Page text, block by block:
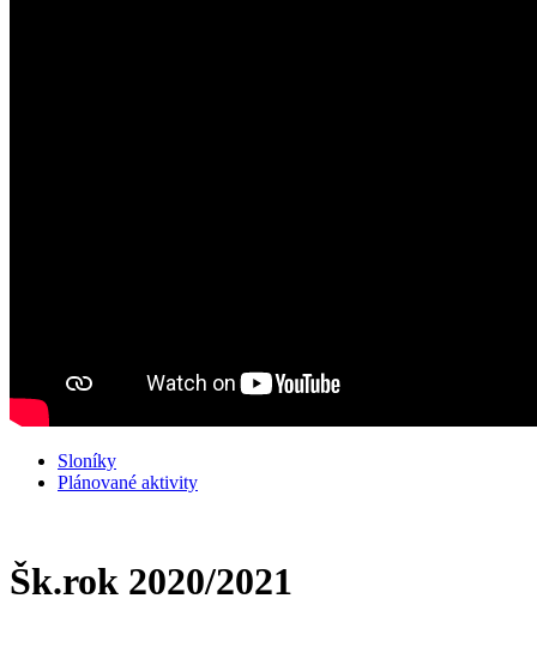
Sloníky
Plánované aktivity
Šk.rok 2020/2021